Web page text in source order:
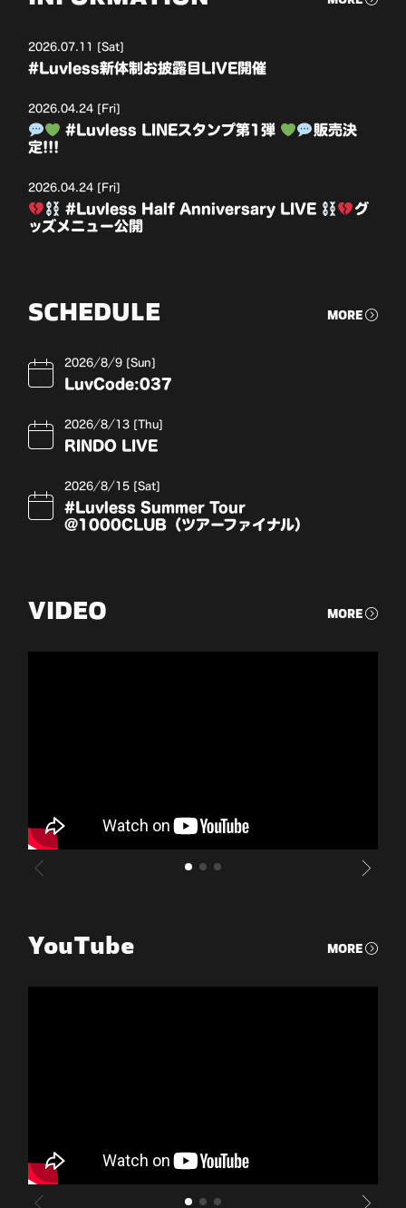
2026.07.11 [Sat]
#Luvless新体制お披露目LIVE開催
2026.04.24 [Fri]
#Luvless LINEスタンプ第1弾
販売決
定!!!
2026.04.24 [Fri]
#Luvless Half Anniversary LIVE
グ
ッズメニュー公開
SCHEDULE MORE
2026 8 9 [Sun]
LuvCode:037
2026 8 13 [Thu]
RINDO LIVE
2026 8 15 [Sat]
#Luvless Summer Tour
@1000CLUB（ツアーファイナル）
VIDEO MORE
YouTube MORE